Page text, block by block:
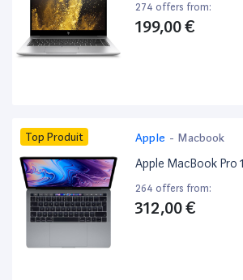
274 offers from:
199,00 €
Top Produit Apple - Macbook
Apple MacBook Pro
264 offers from:
312,00 €